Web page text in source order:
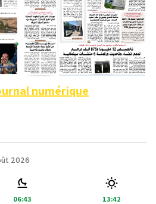
numérique
2026
06:43
13:42